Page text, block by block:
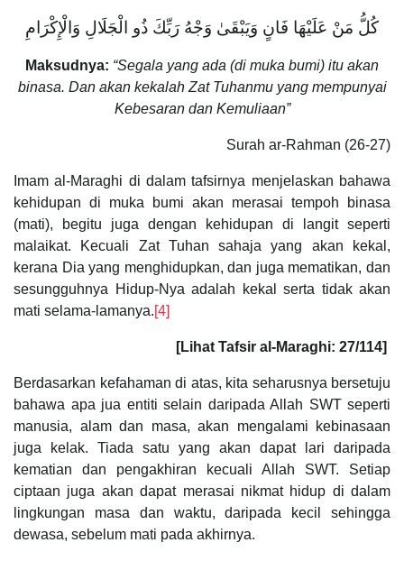
كُلُّ مَنْ عَلَيْهَا فَانٍ وَيَبْقَىٰ وَجْهُ رَبِّكَ ذُو الْجَلَالِ وَالْإِكْرَامِ
Maksudnya: “Segala yang ada (di muka bumi) itu akan
binasa. Dan akan kekalah Zat Tuhanmu yang mempunyai
Kebesaran dan Kemuliaan”
Surah ar-Rahman (26-27)
Imam al-Maraghi di dalam tafsirnya menjelaskan bahawa
kehidupan di muka bumi akan merasai tempoh binasa
(mati), begitu juga dengan kehidupan di langit seperti
malaikat. Kecuali Zat Tuhan sahaja yang akan kekal,
kerana Dia yang menghidupkan, dan juga mematikan, dan
sesungguhnya Hidup-Nya adalah kekal serta tidak akan
mati selama-lamanya.[4]
[Lihat Tafsir al-Maraghi: 27/114]
Berdasarkan kefahaman di atas, kita seharusnya bersetuju
bahawa apa jua entiti selain daripada Allah SWT seperti
manusia, alam dan masa, akan mengalami kebinasaan
juga kelak. Tiada satu yang akan dapat lari daripada
kematian dan pengakhiran kecuali Allah SWT. Setiap
ciptaan juga akan dapat merasai nikmat hidup di dalam
lingkungan masa dan waktu, daripada kecil sehingga
dewasa, sebelum mati pada akhirnya.